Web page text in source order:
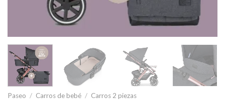
Paseo / Carros de bebé / Carros 2 piezas